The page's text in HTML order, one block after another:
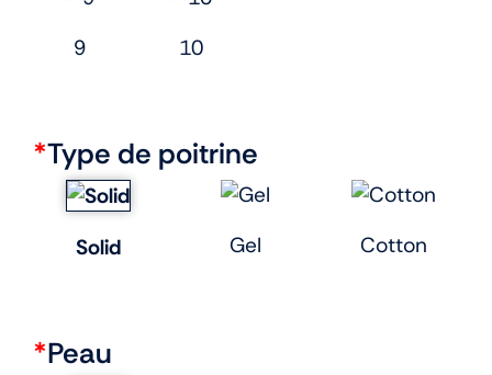
9 10
*Type de poitrine
Solid Gel Cotton
*Peau